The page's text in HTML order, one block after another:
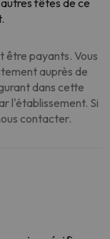
fêtes de ce
être payants. Vous
auprès de
dans cette
l'établissement. Si
contacter.